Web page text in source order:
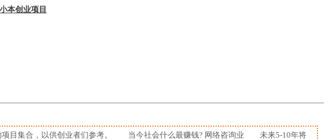
本创业项目
目集合，以供创业者们参考。 当今社会什么最赚钱? 网络咨询业 未来5-10年将